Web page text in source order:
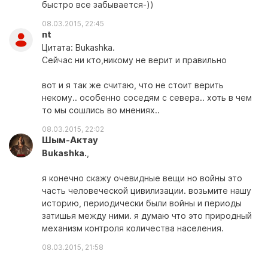
быстро все забывается-))
08.03.2015, 22:45
nt
Цитата: Bukashka.
Сейчас ни кто,никому не верит и правильно
вот и я так же считаю, что не стоит верить
некому.. особенно соседям с севера.. хоть в чем
то мы сошлись во мнениях..
08.03.2015, 22:02
Шым-Актау
Bukashka.
я конечно скажу очевидные вещи но войны это
часть человеческой цивилизации. возьмите нашу
историю, периодически были войны и периоды
затишья между ними. я думаю что это природный
механизм контроля количества населения.
08.03.2015, 21:58